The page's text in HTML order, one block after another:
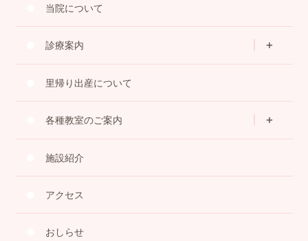
当院について
診療案内
里帰り出産について
各種教室のご案内
施設紹介
アクセス
おしらせ